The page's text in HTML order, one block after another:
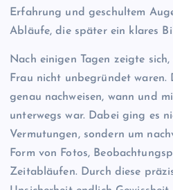
Erfahrung und geschultem
Abläufe, die später ein klares
Nach einigen Tagen zeigte
Frau nicht unbegründet waren.
genau nachweisen, wann und
unterwegs war. Dabei ging es
Vermutungen, sondern um
Form von Fotos,
Zeitabläufen. Durch diese